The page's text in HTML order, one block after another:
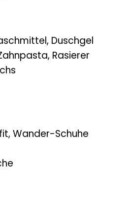
Duschgel
Rasierer
Wander-Schuhe